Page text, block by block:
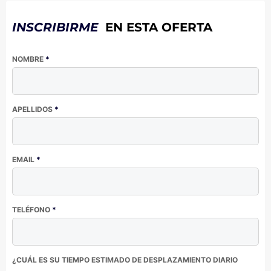
INSCRIBIRMEEN ESTA OFERTA
NOMBRE *
APELLIDOS *
EMAIL *
TELÉFONO *
¿CUÁL ES SU TIEMPO ESTIMADO DE DESPLAZAMIENTO DIARIO